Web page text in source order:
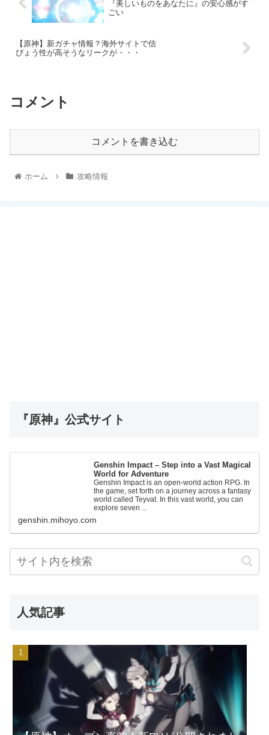
『美しいものをあなたに』の安心感がす
ごい
【原神】新ガチャ情報？海外サイトで信
ぴょう性が高そうなリークが・・・
コメント
コメントを書き込む
ホーム 攻略情報
『原神』公式サイト
Genshin Impact – Step into a Vast Magical
World for Adventure
Genshin Impact is an open-world action RPG. In
the game, set forth on a journey across a fantasy
world called Teyvat. In this vast world, you can
explore seven ...
genshin.mihoyo.com
人気記事